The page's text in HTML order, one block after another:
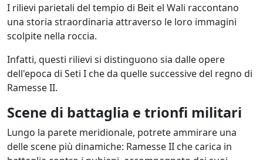
I rilievi parietali del tempio di Beit el Wali raccontano
una storia straordinaria attraverso le loro immagini
scolpite nella roccia.
Infatti, questi rilievi si distinguono sia dalle opere
dell'epoca di Seti I che da quelle successive del regno di
Ramesse II.
Scene di battaglia e trionfi militari
Lungo la parete meridionale, potrete ammirare una
delle scene più dinamiche: Ramesse II che carica in